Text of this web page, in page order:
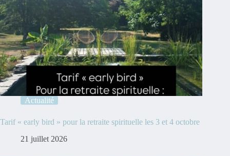
Actualité
Tarif « early bird » pour la retraite spirituelle les 3 et 4 octobre
21 juillet 2026